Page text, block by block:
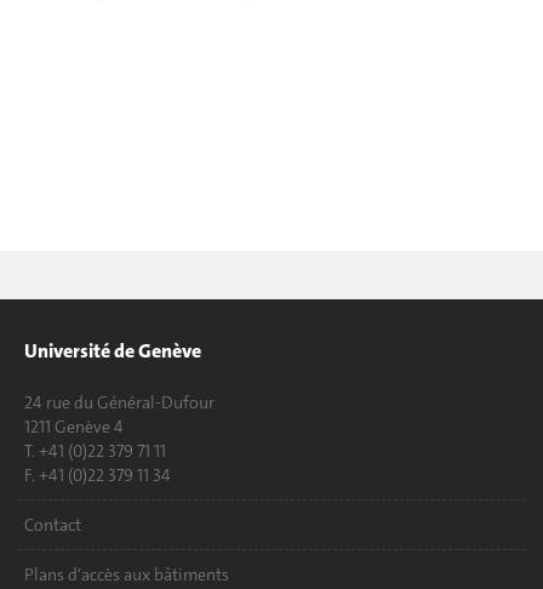
Université de Genève
24 rue du Général-Dufour
1211 Genève 4
T. +41 (0)22 379 71 11
F. +41 (0)22 379 11 34
Contact
Plans d'accès aux bâtiments